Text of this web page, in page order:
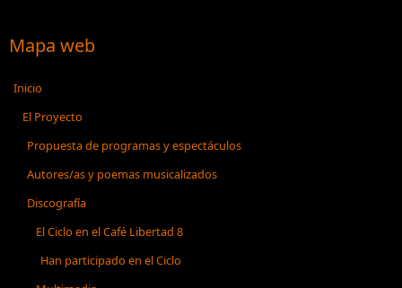
Mapa web
Inicio
El Proyecto
Propuesta de programas y espectáculos
Autores/as y poemas musicalizados
Discografía
El Ciclo en el Café Libertad 8
Han participado en el Ciclo